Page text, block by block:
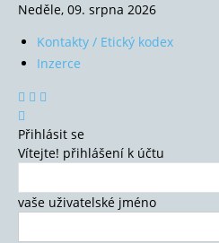
Neděle, 09. srpna 2026
Kontakty / Etický kodex
Inzerce
Přihlásit se
Vítejte! přihlášení k účtu
vaše uživatelské jméno